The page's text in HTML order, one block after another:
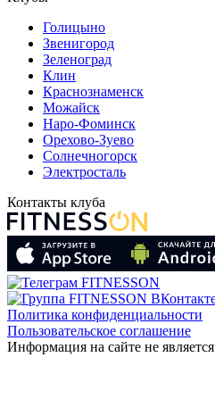
Голицыно
Звенигород
Зеленоград
Клин
Краснознаменск
Можайск
Наро-Фоминск
Орехово-Зуево
Солнечногорск
Электросталь
Контакты клуба
Политика конфиденциальности
Пользовательское соглашение
Информация на сайте не